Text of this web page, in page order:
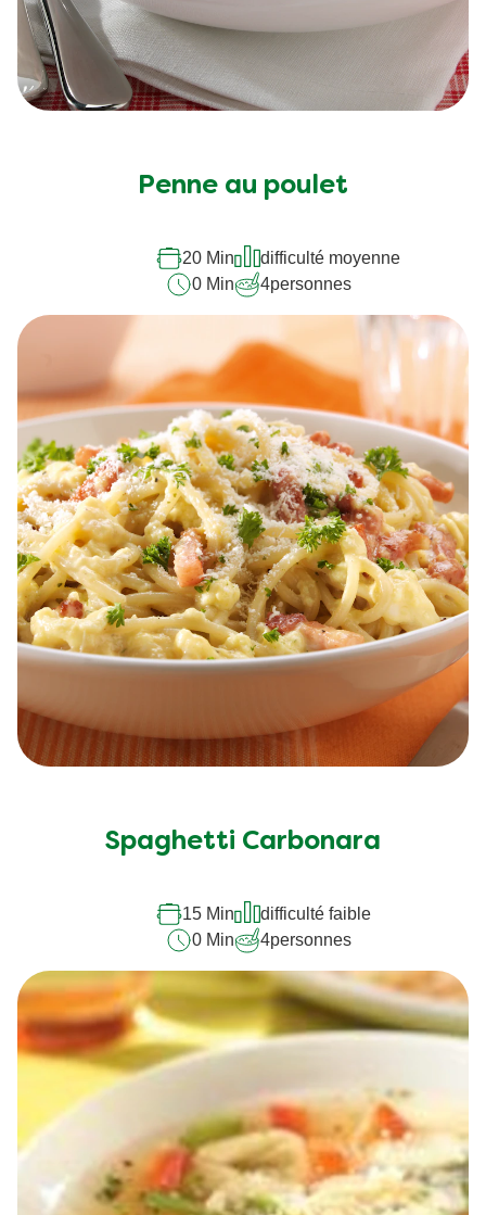
Penne au poulet
20 Min
difficulté moyenne
0 Min
4personnes
Spaghetti Carbonara
15 Min
difficulté faible
0 Min
4personnes